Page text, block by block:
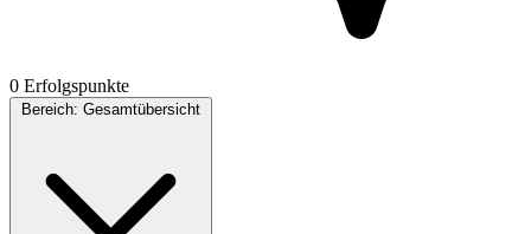
0 Erfolgspunkte
Bereich: Gesamtübersicht